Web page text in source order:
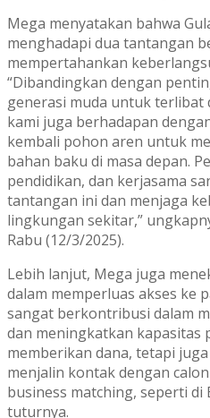
Mega menyatakan bahwa
menghadapi dua tantangan
mempertahankan
“Dibandingkan dengan
generasi muda untuk terlibat
kami juga berhadapan
kembali pohon aren untuk
bahan baku di masa depan.
pendidikan, dan kerjasama
tantangan ini dan menjaga
lingkungan sekitar,”
Rabu (12/3/2025).
Lebih lanjut, Mega juga
dalam memperluas akses ke
sangat berkontribusi dalam
dan meningkatkan kapasitas
memberikan dana, tetapi
menjalin kontak dengan
business matching, seperti di
tuturnya.